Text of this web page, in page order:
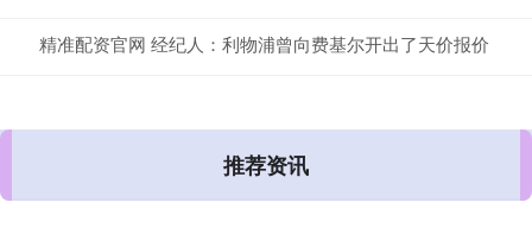
精准配资官网 经纪人：利物浦曾向费基尔开出了天价报价
推荐资讯